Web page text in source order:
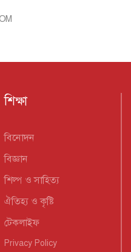
শিক্ষা
বিনোদন
বিজ্ঞান
শিল্প ও সাহিত্য
ঐতিহ্য ও কৃষ্টি
টেকলাইফ
Privacy Policy